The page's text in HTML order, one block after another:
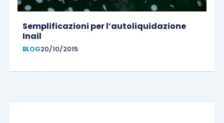
Semplificazioni per l’autoliquidazione
Inail
BLOG20/10/2015